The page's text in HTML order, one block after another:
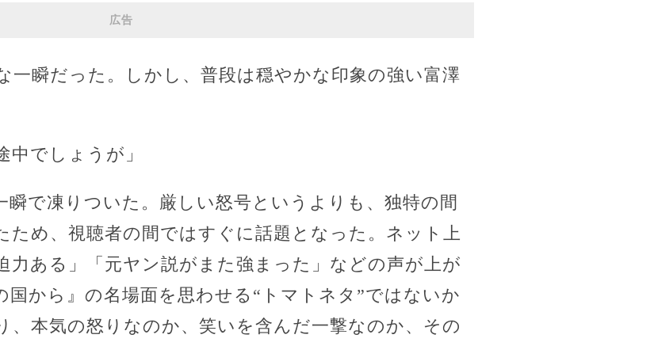
広告
一瞬だった。しかし、普段は穏やかな印象の強い富澤
中でしょうが」
瞬で凍りついた。厳しい怒号というよりも、独特の間
ため、視聴者の間ではすぐに話題となった。ネット上
力ある」「元ヤン説がまた強まった」などの声が上が
国から』の名場面を思わせる“トマトネタ”ではないか
、本気の怒りなのか、笑いを含んだ一撃なのか、その